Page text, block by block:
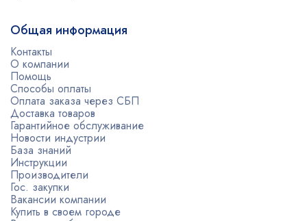
Общая информация
Контакты
О компании
Помощь
Способы оплаты
Оплата заказа через СБП
Доставка товаров
Гарантийное обслуживание
Новости индустрии
База знаний
Инструкции
Производители
Гос. закупки
Вакансии компании
Купить в своем городе